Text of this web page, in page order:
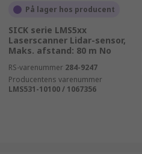
På lager hos producent
SICK serie LMS5xx
Laserscanner Lidar-sensor,
Maks. afstand: 80 m No
RS-varenummer 284-9247
Producentens varenummer
LMS531-10100 / 1067356